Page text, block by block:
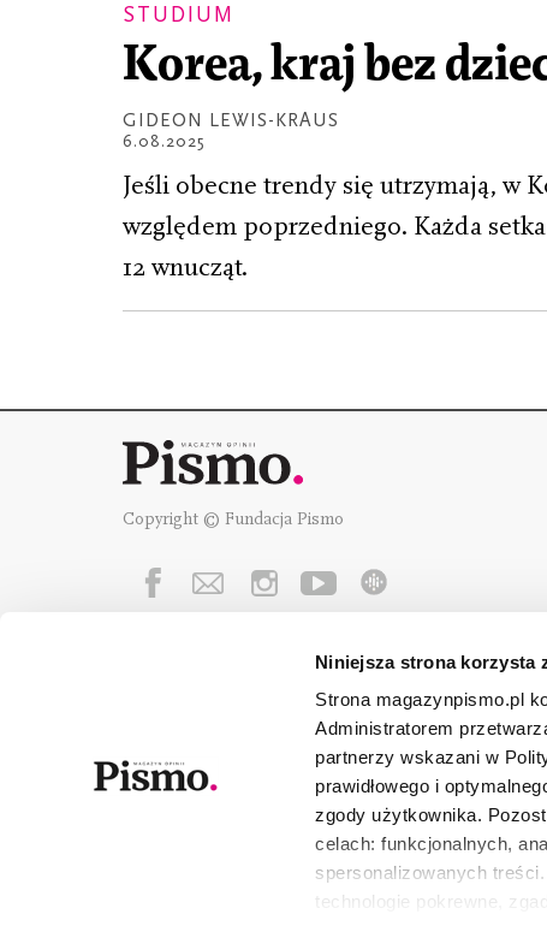
Niniejsza strona korzysta
Strona magazynpismo.pl
Administratorem
partnerzy wskazani w
prawidłowego i
zgody użytkownika.
celach: funkcjonalnych,
spersonalizowanych
technologie pokrewne,
STUDIUM
Korea, kraj bez
GIDEON LEWIS-KRAUS
6.08.2025
Jeśli obecne trendy się utrzymają, w
względem poprzedniego. Każda
12 wnucząt.
Copyright © Fundacja Pismo
Fundację Pismowspierają: